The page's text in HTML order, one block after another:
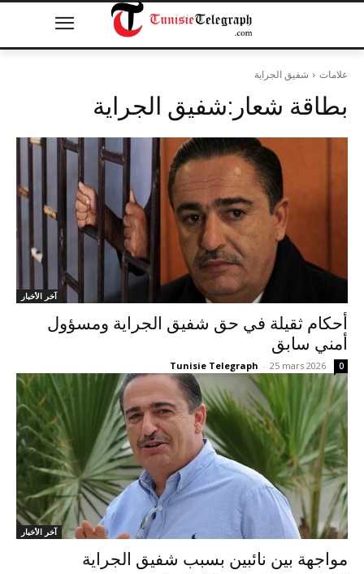
علامات شفيق الجراية
بطاقة شعار:شفيق الجراية
آخر الأخبار
أحكام ثقيلة في حق شفيق الجراية ومسؤول
أمني سابق
Tunisie Telegraph - 25 mars 2026 0
آخر الأخبار
مواجهة بين نائبين بسبب شفيق الجراية